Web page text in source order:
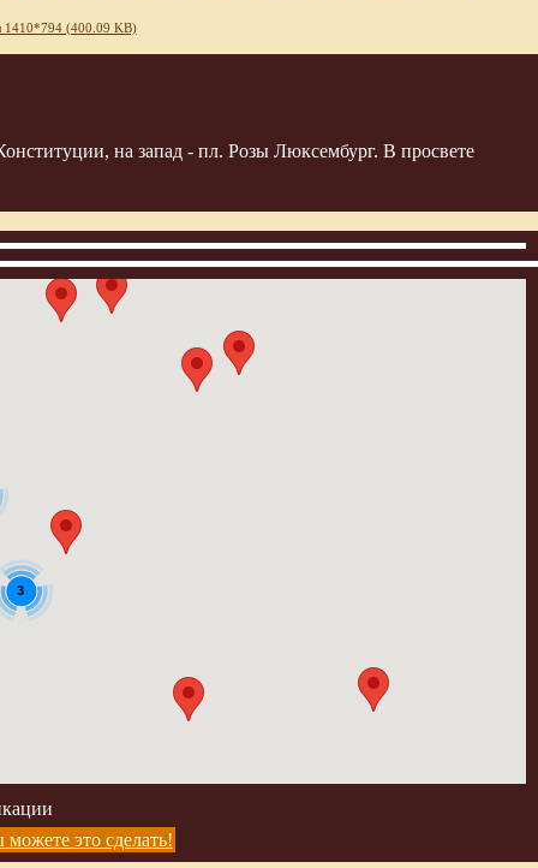
1410*794 (400.09 KB)
на запад - пл. Розы Люксембург. В просвете
3
это сделать!